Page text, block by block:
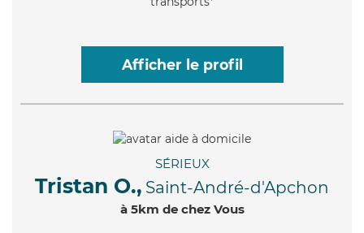
Afficher le profil
SÉRIEUX
Tristan O., Saint-André-d'Apchon
à 5km de chez Vous